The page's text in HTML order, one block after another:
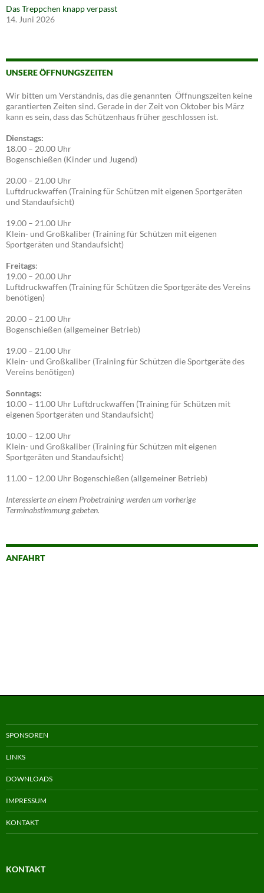
Das Treppchen knapp verpasst
14. Juni 2026
UNSERE ÖFFNUNGSZEITEN
Wir bitten um Verständnis, das die genannten Öffnungszeiten keine
garantierten Zeiten sind. Gerade in der Zeit von Oktober bis März
kann es sein, dass das Schützenhaus früher geschlossen ist.
Dienstags:
18.00 – 20.00 Uhr
Bogenschießen (Kinder und Jugend)
20.00 – 21.00 Uhr
Luftdruckwaffen (Training für Schützen mit eigenen Sportgeräten
und Standaufsicht)
19.00 – 21.00 Uhr
Klein- und Großkaliber (Training für Schützen mit eigenen
Sportgeräten und Standaufsicht)
Freitags:
19.00 – 20.00 Uhr
Luftdruckwaffen (Training für Schützen die Sportgeräte des Vereins
benötigen)
20.00 – 21.00 Uhr
Bogenschießen (allgemeiner Betrieb)
19.00 – 21.00 Uhr
Klein- und Großkaliber (Training für Schützen die Sportgeräte des
Vereins benötigen)
Sonntags:
10.00 – 11.00 Uhr Luftdruckwaffen (Training für Schützen mit
eigenen Sportgeräten und Standaufsicht)
10.00 – 12.00 Uhr
Klein- und Großkaliber (Training für Schützen mit eigenen
Sportgeräten und Standaufsicht)
11.00 – 12.00 Uhr Bogenschießen (allgemeiner Betrieb)
Interessierte an einem Probetraining werden um vorherige
Terminabstimmung gebeten.
ANFAHRT
SPONSOREN
LINKS
DOWNLOADS
IMPRESSUM
KONTAKT
KONTAKT